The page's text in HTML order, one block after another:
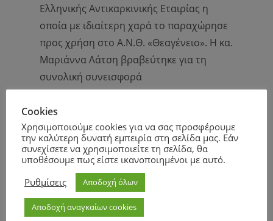
Ελληνικής Αντικαρκινικής Εταιρίας η
οποία με ιδιαίτερη χαρά το παραχώρησε
προς χρήση στο Α.Ν.Θ. «Θεαγένειο». Η κα.
Μαριάννα Λάτση βραβεύτηκε για τη
συνολική συνεισφορά
της, αποδεικνύοντας περίτρανα πως όταν
υπάρχει μεγάλη επιθυμία, υπάρχει και ο
δρόμος να γίνει αυτή η επιθυμία
πραγματικότητα!
Cookies
Χρησιμοποιούμε cookies για να σας προσφέρουμε
την καλύτερη δυνατή εμπειρία στη σελίδα μας. Εάν
συνεχίσετε να χρησιμοποιείτε τη σελίδα, θα
υποθέσουμε πως είστε ικανοποιημένοι με αυτό.
Ρυθμίσεις
Αποδοχή όλων
Αποδοχή αναγκαίων cookies